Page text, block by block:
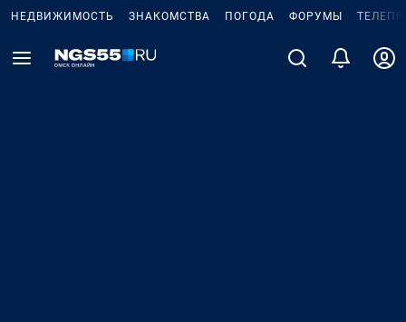
НЕДВИЖИМОСТЬ ЗНАКОМСТВА ПОГОДА ФОРУМЫ